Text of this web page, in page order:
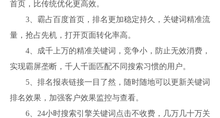
首页，比传统优化更高效。
3、霸占百度首页，排名更加稳定持久，关键词精准流
量，抢占先机，打开页面转化率高。
4、成千上万的精准关键词，竞争小，防止无效消费，
实现霸屏垄断，千人千面匹配不同搜索习惯的用户。
5、排名报表链接一目了然，随时随地可以更新关键词
排名效果，加强客户效果监控与查看。
6、24小时搜索引擎关键词点击不收费，几万几十万关